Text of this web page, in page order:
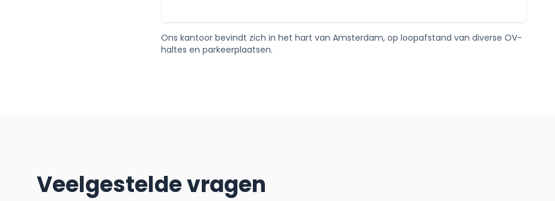
Ons kantoor bevindt zich in het hart van Amsterdam, op loopafstand van diverse OV-
haltes en parkeerplaatsen.
Veelgestelde vragen